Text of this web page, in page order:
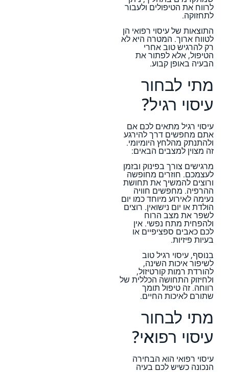
לרווח את הטיפולים ולעבור
לתחזוקה.
התוצאות של עיסוי רפואי הן
לטווח ארוך. המטרה היא לא
רק להרגיש טוב אחרי
הטיפול, אלא לפתור את
הבעיה באופן קבוע.
מתי לבחור
עיסוי רגיל?
עיסוי רגיל מתאים לכם אם
אתם מחפשים דרך להירגע
ולהתנתק מהלחץ היומיומי.
זה מצוין למצבים הבאים:
מרגישים צורך בפינוק ובזמן
לעצמכם. חוזרים מחופשה
ורוצים להמשיך את תחושת
ההרפיה. מחפשים חוויה
נעימה לאירוע מיוחד כמו יום
הולדת או יום נישואין. רוצים
לשפר את מצב הרוח
ולהפחית מתח נפשי. אין
לכם כאבים ספציפיים או
בעיות פיזיות.
בנוסף, עיסוי רגיל טוב
לשיפור איכות השינה,
להורדת רמות קורטיזול,
ולחיזוק התחושה הכללית של
רווחה. זה טיפול תומך
שתורם לאיכות החיים.
מתי לבחור
עיסוי רפואי?
עיסוי רפואי הוא הבחירה
הנכונה כשיש לכם בעיה